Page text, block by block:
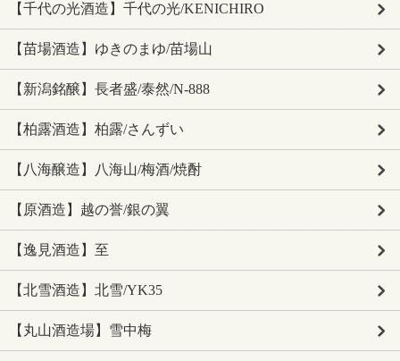
【千代の光酒造】千代の光/KENICHIRO
【苗場酒造】ゆきのまゆ/苗場山
【新潟銘醸】長者盛/泰然/N-888
【柏露酒造】柏露/さんずい
【八海醸造】八海山/梅酒/焼酎
【原酒造】越の誉/銀の翼
【逸見酒造】至
【北雪酒造】北雪/YK35
【丸山酒造場】雪中梅